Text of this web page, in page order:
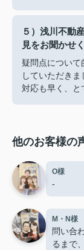
５）浅川不動
見をお聞かせ
疑問点につい
していただきま
対応も早く、と
他のお客様の
O様
-
M・N様
問い合
るまで